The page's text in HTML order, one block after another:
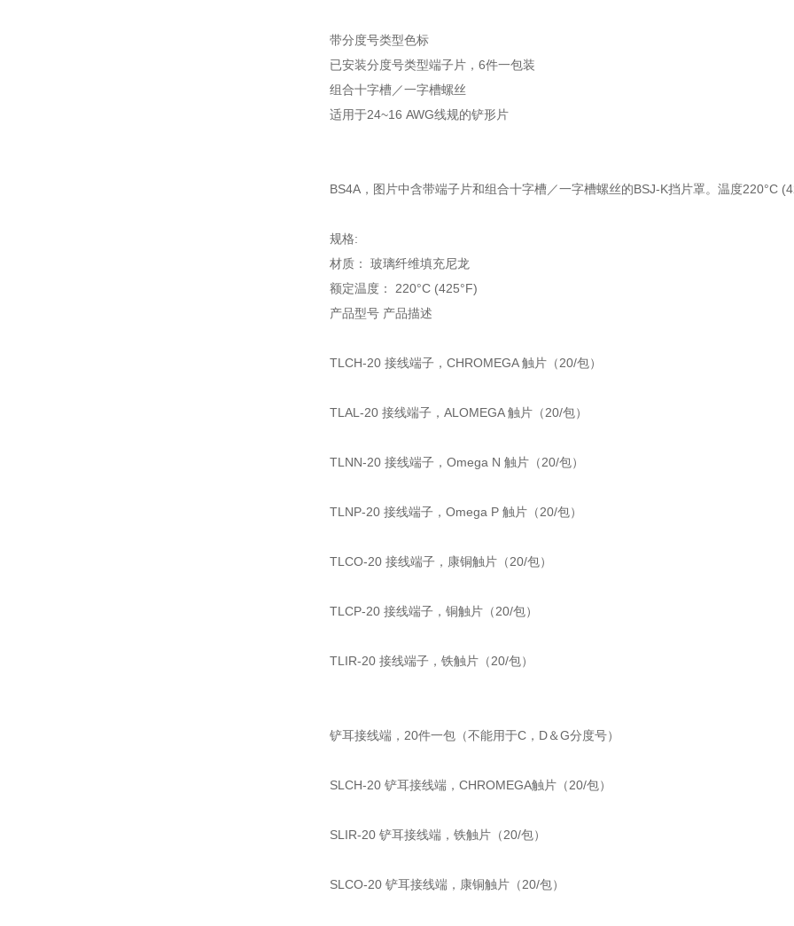
带分度号类型色标
已安装分度号类型端子片，6件一包装
组合十字槽／一字槽螺丝
适用于24~16 AWG线规的铲形片
BS4A，图片中含带端子片和组合十字槽／一字槽螺丝的BSJ-K挡片罩。温度220°C
规格:
材质： 玻璃纤维填充尼龙
额定温度： 220°C (425°F)
产品型号 产品描述
TLCH-20 接线端子，CHROMEGA 触片（20/包）
TLAL-20 接线端子，ALOMEGA 触片（20/包）
TLNN-20 接线端子，Omega N 触片（20/包）
TLNP-20 接线端子，Omega P 触片（20/包）
TLCO-20 接线端子，康铜触片（20/包）
TLCP-20 接线端子，铜触片（20/包）
TLIR-20 接线端子，铁触片（20/包）
铲耳接线端，20件一包（不能用于C，D＆G分度号）
SLCH-20 铲耳接线端，CHROMEGA触片（20/包）
SLIR-20 铲耳接线端，铁触片（20/包）
SLCO-20 铲耳接线端，康铜触片（20/包）